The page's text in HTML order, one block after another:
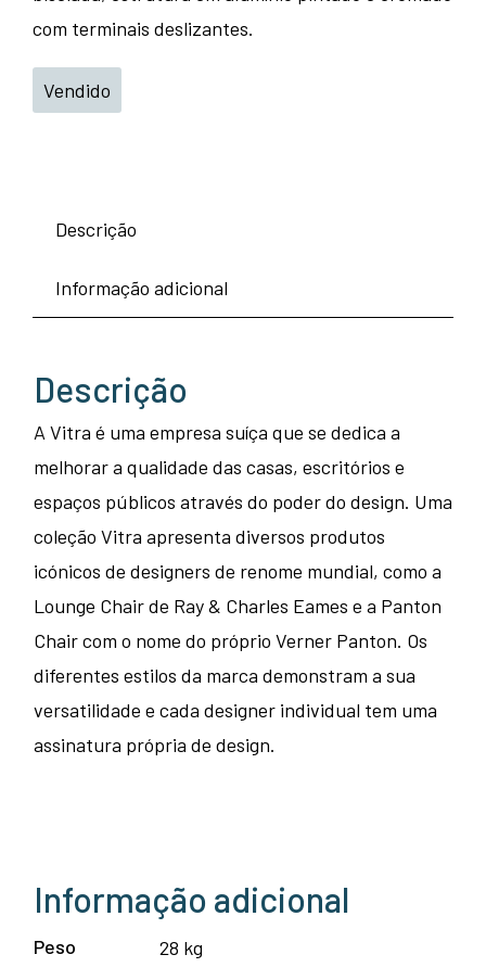
com terminais deslizantes.
Vendido
Descrição
Informação adicional
Descrição
A Vitra é uma empresa suíça que se dedica a
melhorar a qualidade das casas, escritórios e
espaços públicos através do poder do design. Uma
coleção Vitra apresenta diversos produtos
icónicos de designers de renome mundial, como a
Lounge Chair de Ray & Charles Eames e a Panton
Chair com o nome do próprio Verner Panton. Os
diferentes estilos da marca demonstram a sua
versatilidade e cada designer individual tem uma
assinatura própria de design.
Informação adicional
Peso
28 kg